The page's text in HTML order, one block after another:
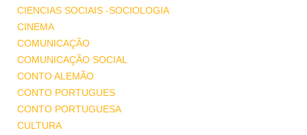
CIENCIAS SOCIAIS -SOCIOLOGIA
CINEMA
COMUNICAÇÃO
COMUNICAÇÃO SOCIAL
CONTO ALEMÃO
CONTO PORTUGUES
CONTO PORTUGUESA
CULTURA